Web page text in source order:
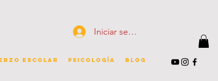
Iniciar sesión
escolar Psicología Blog